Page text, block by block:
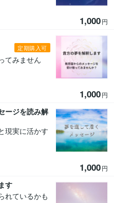
1,000円
定期購入可
てみません
1,000円
ージを読み解
現実に活かす
1,000円
す
れているかも